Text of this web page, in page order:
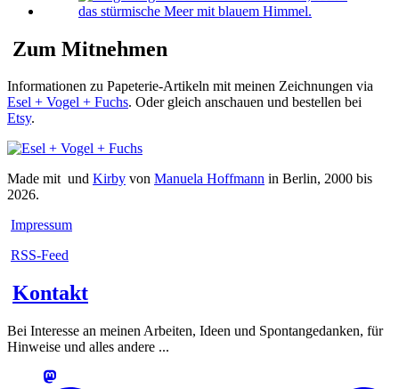
Zum Mitnehmen
Informationen zu Papeterie-Artikeln mit meinen Zeichnungen via
Esel + Vogel + Fuchs. Oder gleich anschauen und bestellen bei
Etsy.
Made mit und Kirby von Manuela Hoffmann in Berlin, 2000 bis
2026.
Impressum
RSS-Feed
Kontakt
Bei Interesse an meinen Arbeiten, Ideen und Spontangedanken, für
Hinweise und alles andere ...